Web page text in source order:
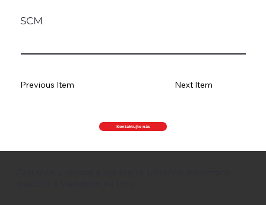
SCM
Kontaktujte nás
Previous Item Next Item